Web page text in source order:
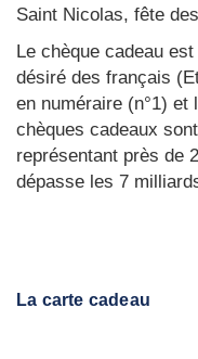
Saint Nicolas, fête
Le chèque cadeau
désiré des français
en numéraire (n°1)
chèques cadeaux
représentant près de
dépasse les 7
La carte cadeau